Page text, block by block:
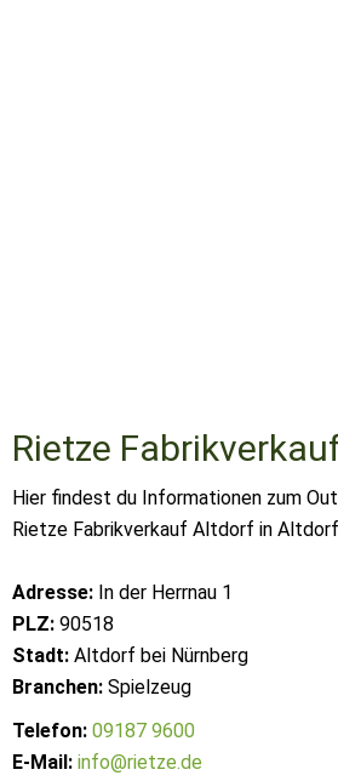
Rietze
Hier findest du Informationen zum
Rietze Fabrikverkauf Altdorf in
Adresse: In der Herrnau 1
PLZ: 90518
Stadt: Altdorf bei Nürnberg
Branchen: Spielzeug
Telefon: 09187 9600
E-Mail: info@rietze.de